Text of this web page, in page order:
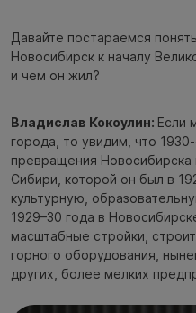
Давайте постараемся
Новосибирск к началу
и чем он жил?
Владислав Кокоулин: Если
города, то увидим, что
превращения Новосибирска
Сибири, которой он был в
культурную,
1929–30 года в
масштабные стройки,
горного оборудования,
других, более мелких